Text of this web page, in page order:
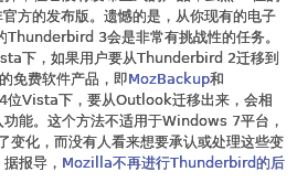
方的发布版。遗憾的是，从你现有的电子
Thunderbird 3会是非常有挑战性的任务。
下，如果用户要从Thunderbird 2迁移到
免费软件产品，即MozBackup和
位Vista下，要从Outlook迁移出来，会相
能。这个方法不适用于Windows 7平台，
变化，而没有人看来想要承认或处理这些变
报导， Mozilla不再进行Thunderbird的后